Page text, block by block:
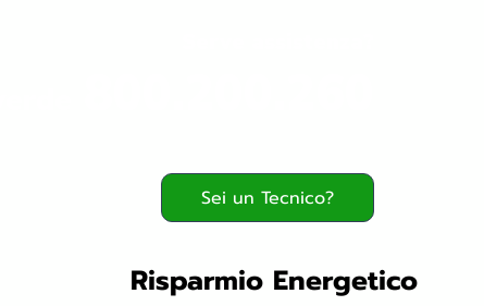
Sei un Tecnico?
Risparmio Energetico